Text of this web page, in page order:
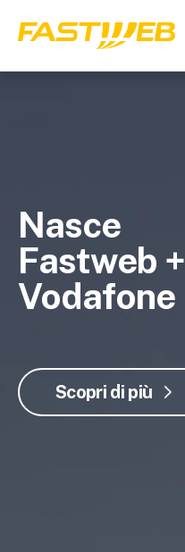
Nasce
Fastweb +
Vodafone
Scopri di più